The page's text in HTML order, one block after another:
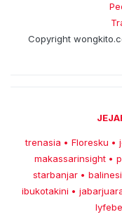
Copyright
trenasia • Floresku •
makassarinsight •
starbanjar •
ibukotakini •